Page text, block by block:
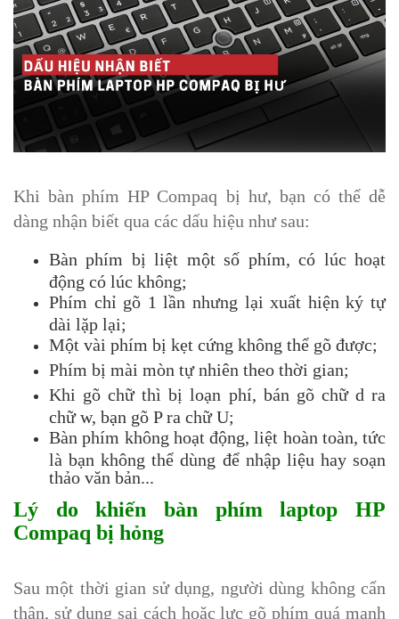
Khi bàn phím HP Compaq bị hư, bạn có thể dễ
dàng nhận biết qua các dấu hiệu như sau:
Bàn phím bị liệt một số phím, có lúc hoạt
động có lúc không;
Phím chỉ gõ 1 lần nhưng lại xuất hiện ký tự
dài lặp lại;
Một vài phím bị kẹt cứng không thể gõ được;
Phím bị mài mòn tự nhiên theo thời gian;
Khi gõ chữ thì bị loạn phí, bán gõ chữ d ra
chữ w, bạn gõ P ra chữ U;
Bàn phím không hoạt động, liệt hoàn toàn, tức
là bạn không thể dùng để nhập liệu hay soạn
thảo văn bản...
Lý do khiến bàn phím laptop HP
Compaq bị hỏng
Sau một thời gian sử dụng, người dùng không cẩn
thận, sử dụng sai cách hoặc lực gõ phím quá mạnh